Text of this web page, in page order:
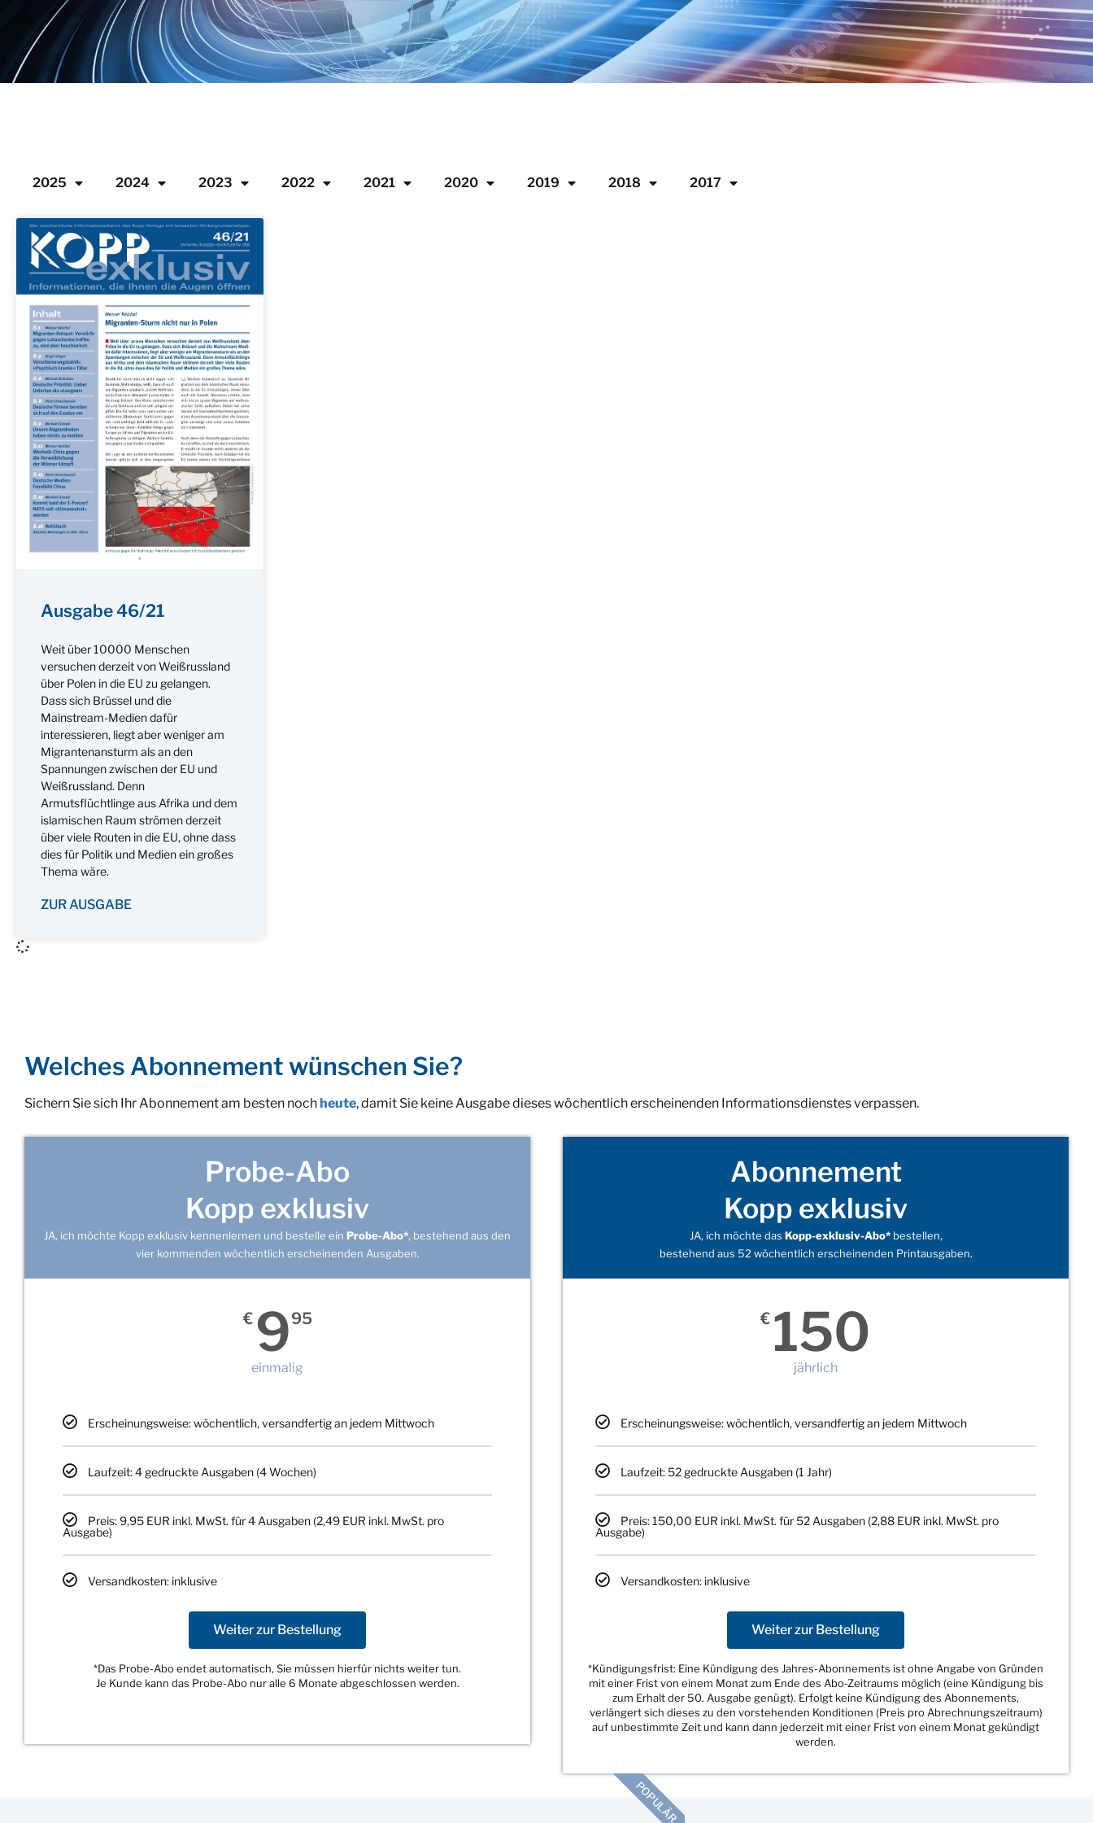
2025 2024 2023 2022 2021 2020 2019 2018 2017
Ausgabe 46/21
Weit über 10000 Menschen
versuchen derzeit von Weißrussland
über Polen in die EU zu gelangen.
Dass sich Brüssel und die
Mainstream-Medien dafür
interessieren, liegt aber weniger am
Migrantenansturm als an den
Spannungen zwischen der EU und
Weißrussland. Denn
Armutsflüchtlinge aus Afrika und dem
islamischen Raum strömen derzeit
über viele Routen in die EU, ohne dass
dies für Politik und Medien ein großes
Thema wäre.
ZUR AUSGABE
Welches Abonnement wünschen Sie?
Sichern Sie sich Ihr Abonnement am besten nochheute, damit Sie keine Ausgabe dieses wöchentlich erscheinenden Informationsdienstes verpassen.
Probe-Abo
Kopp exklusiv
JA, ich möchte Kopp exklusiv kennenlernen und bestelle ein Probe-Abo*, bestehend aus den
vier kommenden wöchentlich erscheinenden Ausgaben.
€ 995
einmalig
Erscheinungsweise: wöchentlich, versandfertig an jedem Mittwoch
Laufzeit: 4 gedruckte Ausgaben (4 Wochen)
Preis: 9,95 EUR inkl. MwSt. für 4 Ausgaben (2,49 EUR inkl. MwSt. pro
Ausgabe)
Versandkosten: inklusive
Weiter zur Bestellung
*Das Probe-Abo endet automatisch, Sie müssen hierfür nichts weiter tun.
Je Kunde kann das Probe-Abo nur alle 6 Monate abgeschlossen werden.
Abonnement
Kopp exklusiv
JA, ich möchte das Kopp-exklusiv-Abo*bestellen,
bestehend aus 52 wöchentlich erscheinenden Printausgaben.
€ 150
jährlich
Erscheinungsweise: wöchentlich, versandfertig an jedem Mittwoch
Laufzeit: 52 gedruckte Ausgaben (1 Jahr)
Preis: 150,00 EUR inkl. MwSt. für 52 Ausgaben (2,88 EUR inkl. MwSt. pro
Ausgabe)
Versandkosten: inklusive
Weiter zur Bestellung
*Kündigungsfrist: Eine Kündigung des Jahres-Abonnements ist ohne Angabe von Gründen
mit einer Frist von einem Monat zum Ende des Abo-Zeitraums möglich (eine Kündigung bis
zum Erhalt der 50. Ausgabe genügt). Erfolgt keine Kündigung des Abonnements,
verlängert sich dieses zu den vorstehenden Konditionen (Preis pro Abrechnungszeitraum)
auf unbestimmte Zeit und kann dann jederzeit mit einer Frist von einem Monat gekündigt
werden.
POPULÄR